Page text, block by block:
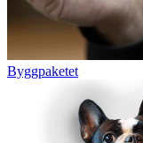
Byggpaketet